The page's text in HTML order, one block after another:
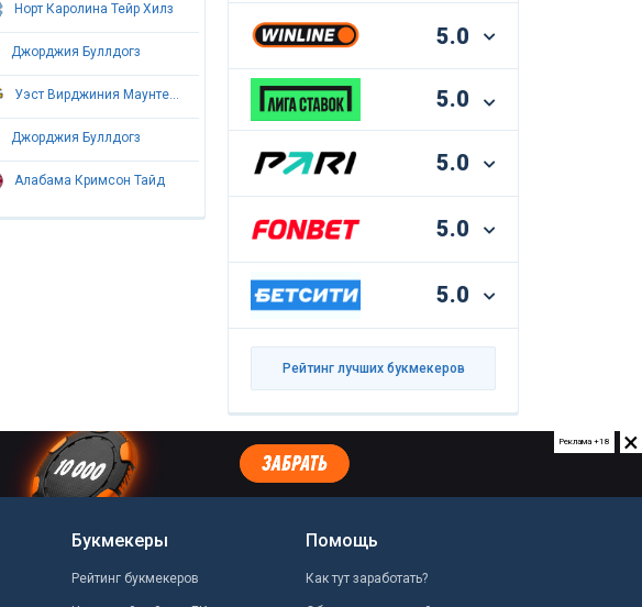
Норт Каролина Тейр Хилз
Джорджия Буллдогз
Уэст Вирджиния Маунтейнирз
Джорджия Буллдогз
Алабама Кримсон Тайд
5.0
5.0
5.0
5.0
5.0
Рейтинг лучших букмекеров
×
Реклама +18
Букмекеры
Рейтинг букмекеров
Помощь
Как тут заработать?